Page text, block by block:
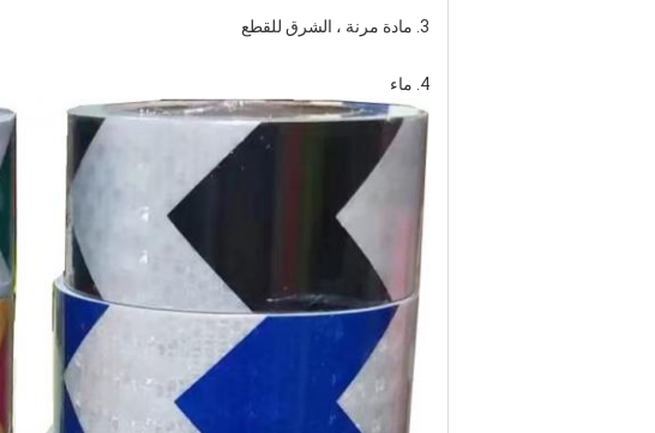
3. مادة مرنة ، الشرق للقطع
4. ماء